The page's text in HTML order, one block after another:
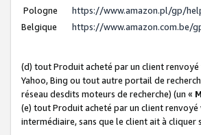
Pologne
https://www.amazon.pl/gp/
Belgique
https://www.amazon.com.be/
(d) tout Produit acheté par un client
Yahoo, Bing ou tout autre portail de
réseau desdits moteurs de recherche) (un «
(e) tout Produit acheté par un client
intermédiaire, sans que le client ait à